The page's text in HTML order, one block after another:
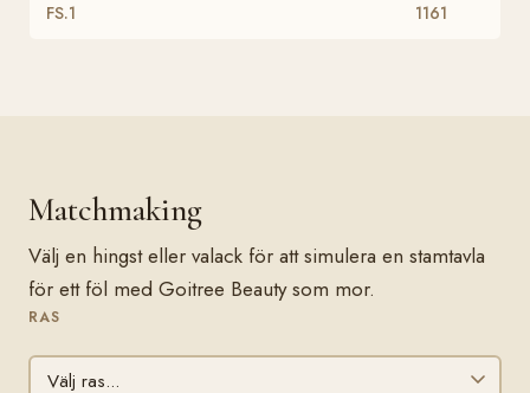
FS.1
1161
Matchmaking
Välj en hingst eller valack för att simulera en stamtavla
för ett föl med Goitree Beauty som mor.
RAS